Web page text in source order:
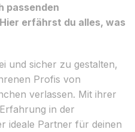
passenden
erfährst du alles, was
und sicher zu gestalten,
Profis von
verlassen. Mit ihrer
in der
ideale Partner für deinen